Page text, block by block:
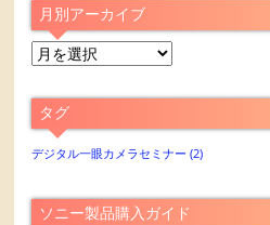
月別アーカイブ
月
ア
ー
カ
ブ
タグ
デジタル一眼カメラセミナー (2)
ソニー製品購入ガイド